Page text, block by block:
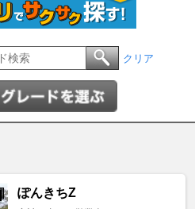
クリア
ぽんきちZ